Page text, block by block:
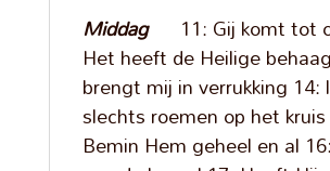
Middag11: Gij komt tot
Het heeft de Heilige
brengt mij in verrukking 14:
slechts roemen op het
Bemin Hem geheel en al